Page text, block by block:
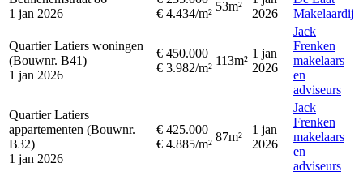
1 jan 2026
€ 4.434/m²
53m²
2026
Makelaardij
Quartier Latiers woningen
(Bouwnr. B41)
1 jan 2026
€ 450.000
€ 3.982/m²
113m²
1 jan
2026
Jack
Frenken
makelaars
en
adviseurs
Quartier Latiers
appartementen (Bouwnr.
B32)
1 jan 2026
€ 425.000
€ 4.885/m²
87m²
1 jan
2026
Jack
Frenken
makelaars
en
adviseurs